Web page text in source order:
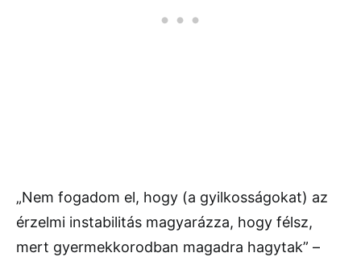
„Nem fogadom el, hogy (a gyilkosságokat) az
érzelmi instabilitás magyarázza, hogy félsz,
mert gyermekkorodban magadra hagytak” –